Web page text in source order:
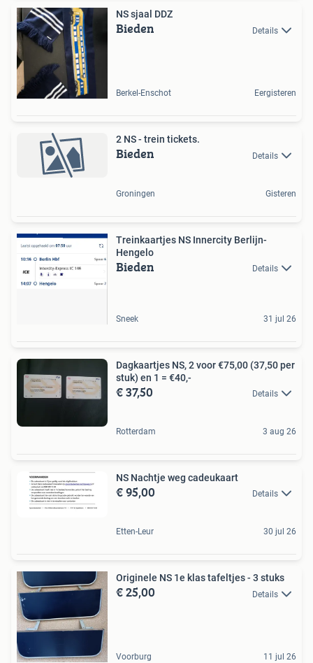
NS sjaal DDZ
Bieden Details
Berkel-Enschot Eergisteren
2 NS - trein tickets.
Bieden Details
Groningen Gisteren
Treinkaartjes NS Innercity Berlijn-
Hengelo
Bieden Details
Sneek 31 jul 26
Dagkaartjes NS, 2 voor €75,00 (37,50 per
stuk) en 1 = €40,-
€ 37,50 Details
Rotterdam 3 aug 26
NS Nachtje weg cadeukaart
€ 95,00 Details
Etten-Leur 30 jul 26
Originele NS 1e klas tafeltjes - 3 stuks
€ 25,00 Details
Voorburg 11 jul 26